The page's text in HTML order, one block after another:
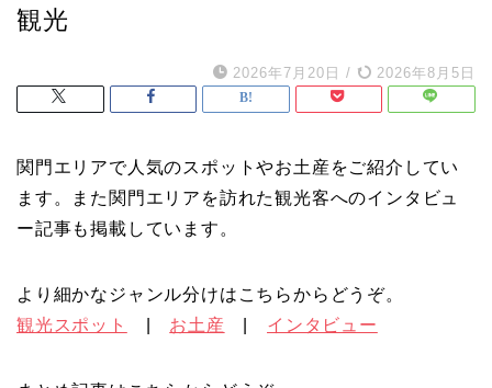
観光
2026年7月20日 / 2026年8月5日
関門エリアで人気のスポットやお土産をご紹介してい
ます。また関門エリアを訪れた観光客へのインタビュ
ー記事も掲載しています。
より細かなジャンル分けはこちらからどうぞ。
観光スポット
お土産 インタビュー